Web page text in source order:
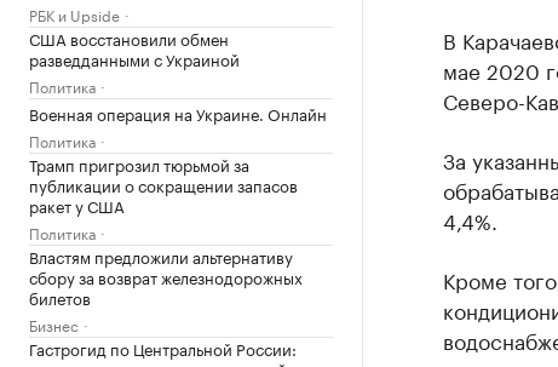
РБК и Upside
США восстановили обмен
разведданными с Украиной
Политика
Военная операция на Украине. Онлайн
Политика
Трамп пригрозил тюрьмой за
публикации о сокращении запасов
ракет у США
Политика
Властям предложили альтернативу
сбору за возврат железнодорожных
билетов
Бизнес
Гастрогид по Центральной России:
В
мае 2020
Северо-
За
4,4%.
Кроме